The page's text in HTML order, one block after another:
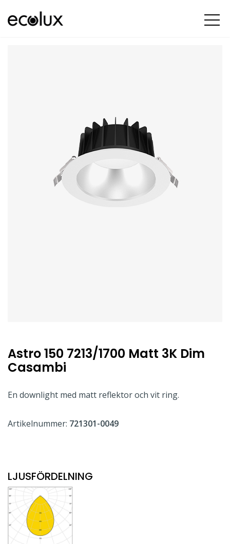
Astro 150 7213/1700 Matt 3K Dim
Casambi
En downlight med matt reflektor och vit ring.
Artikelnummer: 721301-0049
LJUSFÖRDELNING